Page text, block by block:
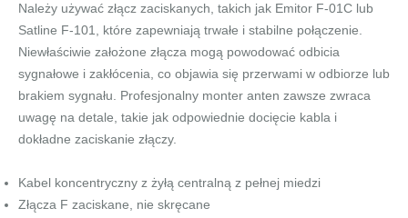
Należy używać złącz zaciskanych, takich jak Emitor F-01C lub
Satline F-101, które zapewniają trwałe i stabilne połączenie.
Niewłaściwie założone złącza mogą powodować odbicia
sygnałowe i zakłócenia, co objawia się przerwami w odbiorze lub
brakiem sygnału. Profesjonalny monter anten zawsze zwraca
uwagę na detale, takie jak odpowiednie docięcie kabla i
dokładne zaciskanie złączy.
Kabel koncentryczny z żyłą centralną z pełnej miedzi
Złącza F zaciskane, nie skręcane